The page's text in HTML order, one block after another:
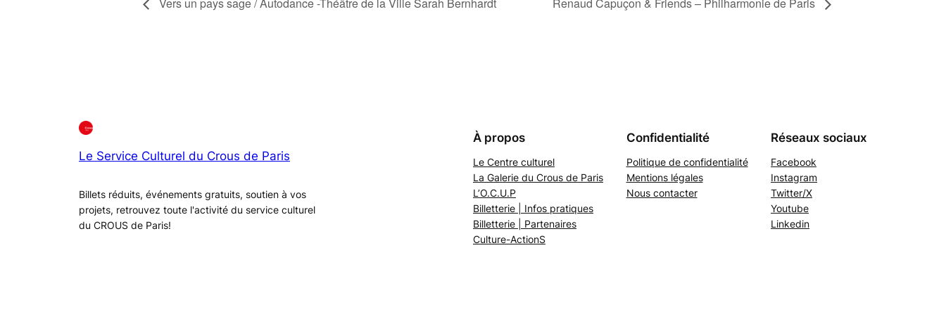
Le Service Culturel du Crous de Paris
Billets réduits, événements gratuits, soutien à vos
projets, retrouvez toute l'activité du service culturel
du CROUS de Paris!
À propos
Le Centre culturel
La Galerie du Crous de Paris
L’O.C.U.P
Billetterie | Infos pratiques
Billetterie | Partenaires
Culture-ActionS
Confidentialité
Politique de confidentialité
Mentions légales
Nous contacter
Réseaux sociaux
Facebook
Instagram
Twitter/X
Youtube
Linkedin